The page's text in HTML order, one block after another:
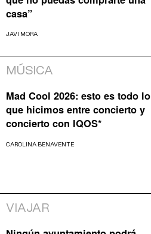
casa”
JAVI MORA
MÚSICA
Mad Cool 2026: esto es todo lo
que hicimos entre concierto y
concierto con IQOS*
CAROLINA BENAVENTE
VIAJAR